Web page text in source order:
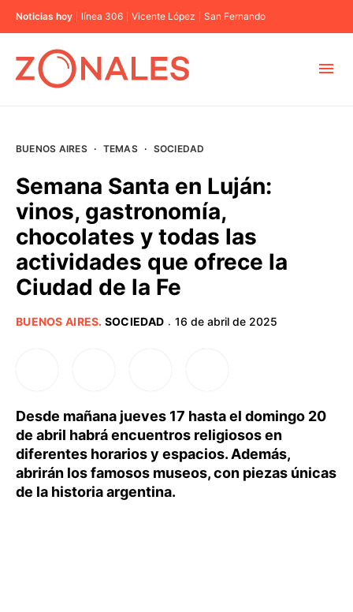
Noticias hoy línea 306 Vicente López San Fernando
BUENOS AIRES
PROVINCIAS
BUENOS AIRES · TEMAS · SOCIEDAD
Semana Santa en Luján:
vinos, gastronomía,
chocolates y todas las
actividades que ofrece la
Ciudad de la Fe
BUENOS AIRES. SOCIEDAD · 16 de abril de 2025
Desde mañana jueves 17 hasta el domingo 20
de abril habrá encuentros religiosos en
diferentes horarios y espacios. Además,
abrirán los famosos museos, con piezas únicas
de la historia argentina.